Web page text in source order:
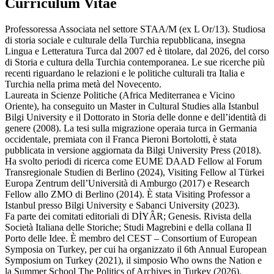
Professoressa Associata nel settore STAA/M (ex L Or/13). Studiosa
di storia sociale e culturale della Turchia repubblicana, insegna
Lingua e Letteratura Turca dal 2007 ed è titolare, dal 2026, del corso
di Storia e cultura della Turchia contemporanea. Le sue ricerche più
recenti riguardano le relazioni e le politiche culturali tra Italia e
Turchia nella prima metà del Novecento.
Laureata in Scienze Politiche (Africa Mediterranea e Vicino
Oriente), ha conseguito un Master in Cultural Studies alla Istanbul
Bilgi University e il Dottorato in Storia delle donne e dell’identità di
genere (2008). La tesi sulla migrazione operaia turca in Germania
occidentale, premiata con il Franca Pieroni Bortolotti, è stata
pubblicata in versione aggiornata da Bilgi University Press (2018).
Ha svolto periodi di ricerca come EUME DAAD Fellow al Forum
Transregionale Studien di Berlino (2024), Visiting Fellow al Türkei
Europa Zentrum dell’Università di Amburgo (2017) e Research
Fellow allo ZMO di Berlino (2014). È stata Visiting Professor a
Istanbul presso Bilgi University e Sabanci University (2023).
Fa parte dei comitati editoriali di DİYÂR; Genesis. Rivista della
Società Italiana delle Storiche; Studi Magrebini e della collana Il
Porto delle Idee. È membro del CEST – Consortium of European
Symposia on Turkey, per cui ha organizzato il 6th Annual European
Symposium on Turkey (2021), il simposio Who owns the Nation e
la Summer School The Politics of Archives in Turkey (2026).